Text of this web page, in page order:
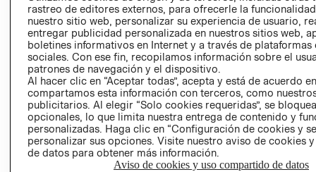
PRIVACIDAD
GIFT CARD
AVISO DE
COOKIES
Uruguay ($U)
rastreo de editores externos, para ofrecerle la
nuestro sitio web, personalizar su experiencia de usuario,
entregar publicidad personalizada en nuestros sitios web,
boletines informativos en Internet y a través de plataformas
sociales. Con ese fin, recopilamos información sobre el
patrones de navegación y el dispositivo.
Al hacer clic en “Aceptar todas”, acepta y está de acuerdo
compartamos esta información con terceros, como
publicitarios. Al elegir “Solo cookies requeridas”, se
opcionales, lo que limita nuestra entrega de contenido y
personalizadas. Haga clic en “Configuración de cookies y
personalizar sus opciones. Visite nuestro aviso de cookies
de datos para obtener más información.
Aviso de cookies y uso compartido de datos